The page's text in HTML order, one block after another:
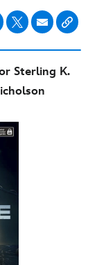
Sterling K.